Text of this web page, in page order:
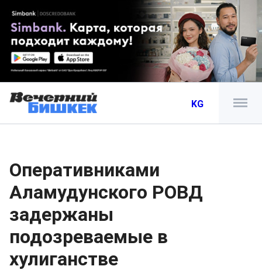
KG
Оперативниками
Аламудунского РОВД
задержаны
подозреваемые в
хулиганстве